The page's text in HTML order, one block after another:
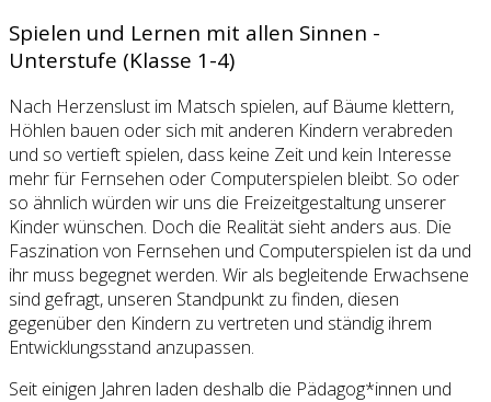
Spielen und Lernen mit allen Sinnen -
Unterstufe (Klasse 1-4)
Nach Herzenslust im Matsch spielen, auf Bäume klettern,
Höhlen bauen oder sich mit anderen Kindern verabreden
und so vertieft spielen, dass keine Zeit und kein Interesse
mehr für Fernsehen oder Computerspielen bleibt. So oder
so ähnlich würden wir uns die Freizeitgestaltung unserer
Kinder wünschen. Doch die Realität sieht anders aus. Die
Faszination von Fernsehen und Computerspielen ist da und
ihr muss begegnet werden. Wir als begleitende Erwachsene
sind gefragt, unseren Standpunkt zu finden, diesen
gegenüber den Kindern zu vertreten und ständig ihrem
Entwicklungsstand anzupassen.
Seit einigen Jahren laden deshalb die Pädagog*innen und